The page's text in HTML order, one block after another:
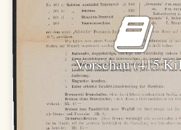
Vorschau (415